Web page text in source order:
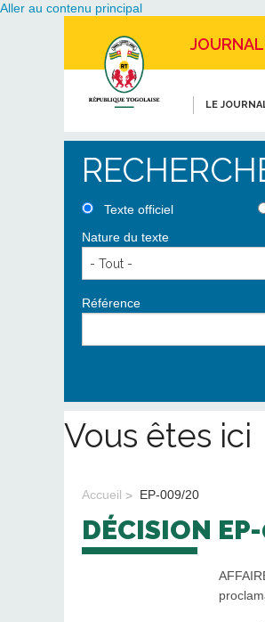
Aller au contenu principal
LE
Texte officiel
Nature du texte
Référence
Vous êtes ici
Accueil EP-009/20
DÉCISION